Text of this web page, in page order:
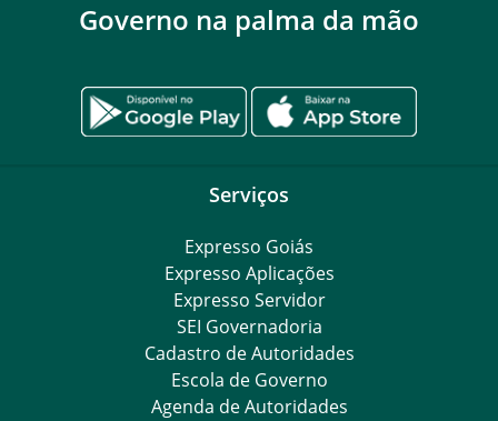
Governo na palma da mão
Serviços
Expresso Goiás
Expresso Aplicações
Expresso Servidor
SEI Governadoria
Cadastro de Autoridades
Escola de Governo
Agenda de Autoridades